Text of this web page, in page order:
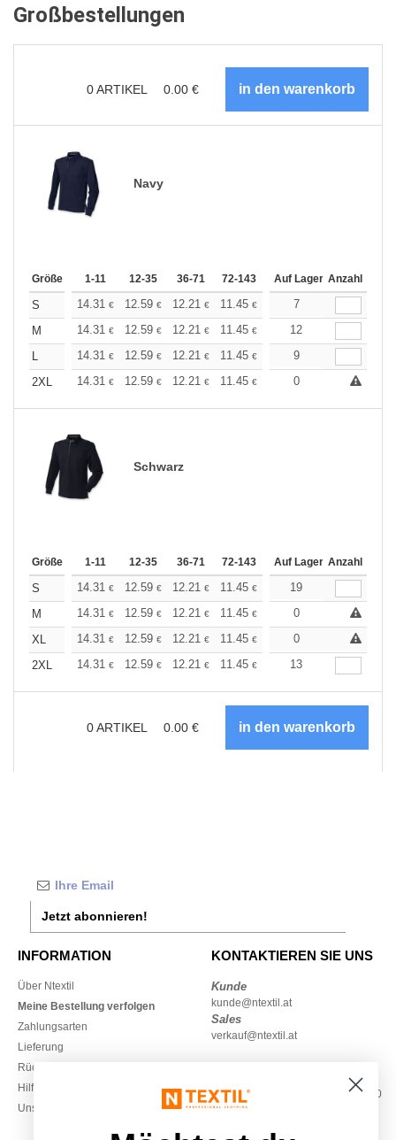
Großbestellungen
0ARTIKEL 0.00 €
Navy
Größe 1-11 12-35 36-71 72-143 144-287 288 +
Auf Lager Anzahl
S 14.31 € 12.59 € 12.21 € 11.45 € 10.87
7
M
14.31 € 12.59 € 12.21 € 11.45 € 10.87€
12
L
14.31 € 12.59 € 12.21 € 11.45 € 10.87
9
2XL
14.31 € 12.59 € 12.21 € 11.45 € 10.87 €
0
Schwarz
Größe 1-11 12-35 36-71 72-143 144-287 288 +
Auf Lager Anzahl
S 14.31 € 12.59 € 12.21 € 11.45 € 10.87€
19
M
14.31 € 12.59 € 12.21 € 11.45 € 10.87 €
0
XL
14.31 € 12.59 € 12.21 € 11.45 € 10.87 €
0
2XL
14.31 € 12.59 € 12.21 € 11.45 € 10.87€
13
0ARTIKEL 0.00 €
Jetzt abonnieren!
INFORMATION
Über Ntextil
Meine Bestellung verfolgen
Zahlungsarten
Lieferung
Rückerstattungen / Rückgaben
Hilfe & FAQs
Unsere Engagements
KONTAKTIEREN SIE UNS
Kunde
kunde@ntextil.at
Sales
verkauf@ntextil.at
Montag – Donnerstag: 10:00–13:00
& 14:00–17:30
Freitag: 10:00–14:00